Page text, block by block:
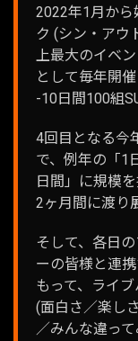
2022年1月から
ク (シン・アウ
上最大のイベ
として毎年開
-10日間100組
4回目となる今
で、例年の「1
日間」に規模
2ヶ月間に渡り
そして、各日
ーの皆様と連
もって、ライ
(面白さ／楽し
／みんな違っ